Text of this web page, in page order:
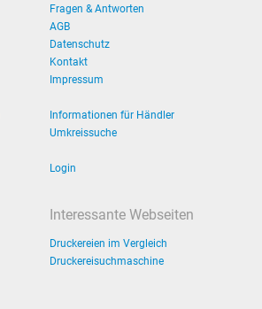
Fragen & Antworten
AGB
Datenschutz
Kontakt
Impressum
Informationen für Händler
Umkreissuche
Login
Interessante Webseiten
Druckereien im Vergleich
Druckereisuchmaschine